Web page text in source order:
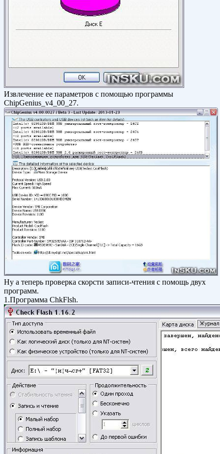
Извлечение ее параметров с помощью программы
ChipGenius_v4_00_27.
Ну а теперь проверка скорсти записи-чтения с помощь двух
программ.
1.Программа ChkFlsh.